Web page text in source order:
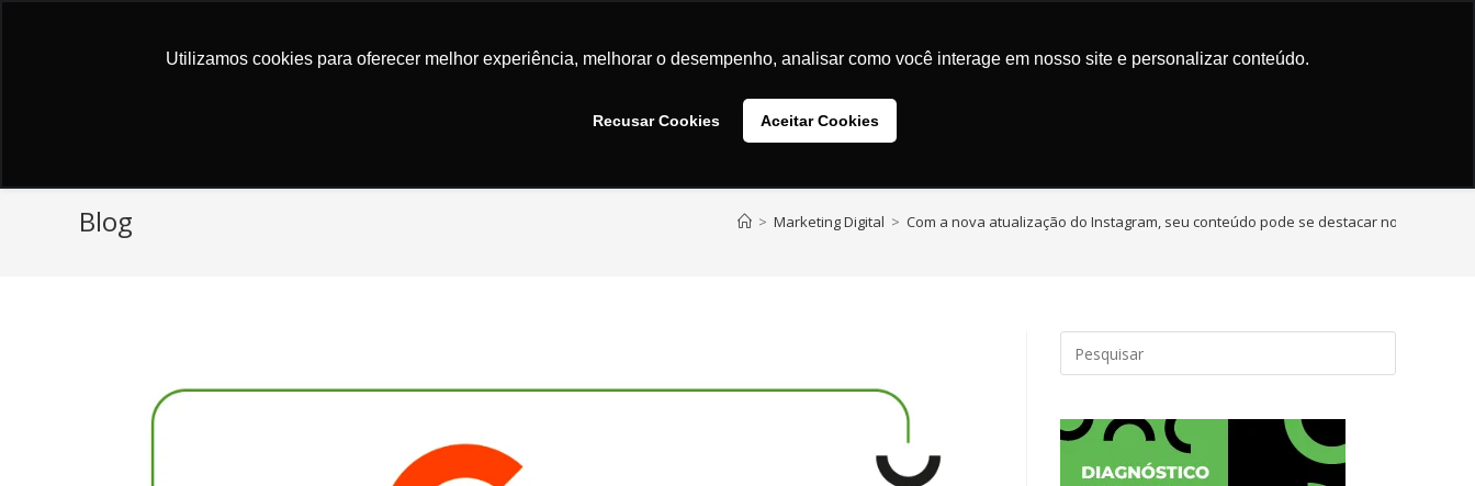
Utilizamos cookies para oferecer melhor experiência, melhorar o desempenho, analisar como você interage em nosso site e personalizar conteúdo.
Recusar Cookies Aceitar Cookies
Blog > Marketing Digital > Com a nova atualização do Instagram, seu conteúdo pode se destacar no Google.